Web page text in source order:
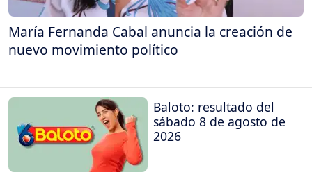
María Fernanda Cabal anuncia la creación de
nuevo movimiento político
Baloto: resultado del
sábado 8 de agosto de
2026